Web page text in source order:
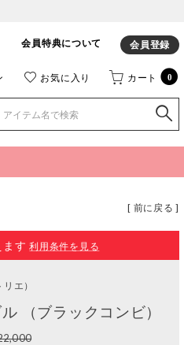
会員特典について 会員登録
お気に入り カート 0
[ 前に戻る ]
ます 利用条件を見る
リエ）
（ブラックコンビ）